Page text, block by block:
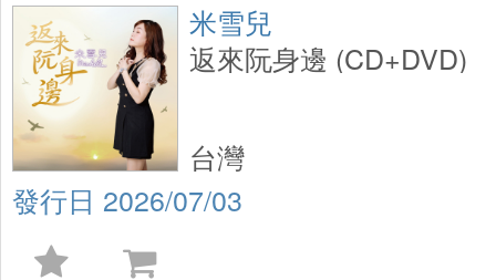
米雪兒
返來阮身邊 (CD+DVD)
2026/07/03
台灣